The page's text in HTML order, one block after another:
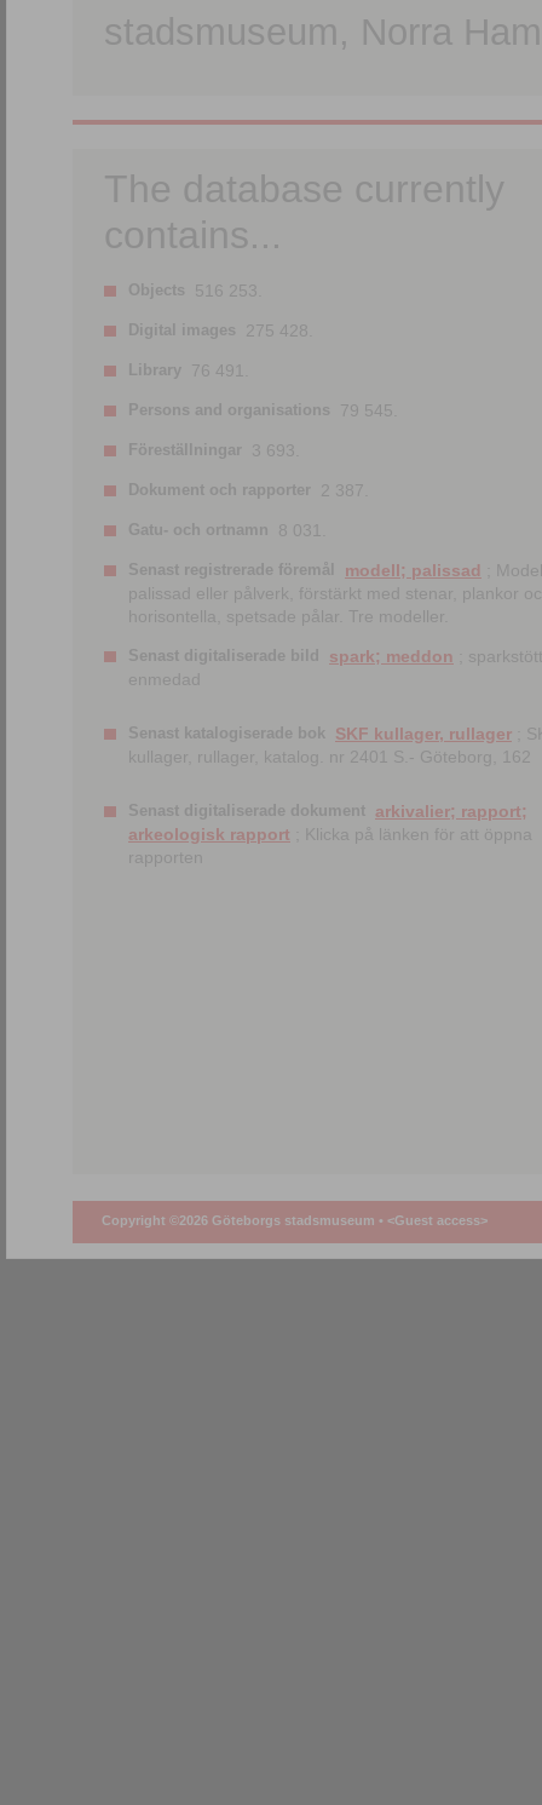
stadsmuseum, Norra
The database currently
contains...
Objects 516 253.
Digital images 275 428.
Library 76 491.
Persons and organisations 79 545.
Föreställningar 3 693.
Dokument och rapporter 2 387.
Gatu- och ortnamn 8 031.
Senast registrerade föremål modell; palissad
;
palissad eller pålverk, förstärkt med stenar, plankor
horisontella, spetsade pålar. Tre modeller.
Senast digitaliserade bild spark; meddon ;
enmedad
Senast katalogiserade bok SKF kullager, rullager ;
kullager, rullager, katalog. nr 2401 S.- Göteborg, 162
Senast digitaliserade dokument arkivalier; rapport;
arkeologisk rapport ; Klicka på länken för att öppna
rapporten
Copyright ©2026 Göteborgs stadsmuseum • <Guest access>